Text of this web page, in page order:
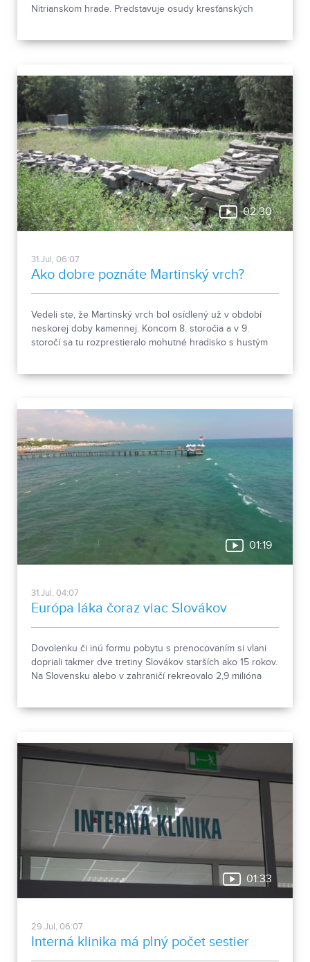
Nitrianskom hrade. Predstavuje osudy kresťanských
02:30
31.Jul, 06:07
Ako dobre poznáte Martinský vrch?
Vedeli ste, že Martinský vrch bol osídlený už v období
neskorej doby kamennej. Koncom 8. storočia a v 9.
storočí sa tu rozprestieralo mohutné hradisko s hustým
nemocnice s dvoma menšími pavilónmi a park.
01:19
31.Jul, 04:07
Európa láka čoraz viac Slovákov
Dovolenku či inú formu pobytu s prenocovaním si vlani
dopriali takmer dve tretiny Slovákov starších ako 15 rokov.
Na Slovensku alebo v zahraničí rekreovalo 2,9 milióna
01:33
29.Jul, 06:07
Interná klinika má plný počet sestier